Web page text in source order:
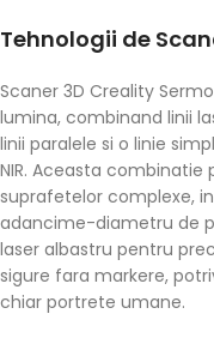
Tehnologii de
Scaner 3D Creality
lumina, combinand linii
linii paralele si o linie
NIR. Aceasta
suprafetelor complexe,
adancime-diametru de
laser albastru pentru
sigure fara markere,
chiar portrete umane.